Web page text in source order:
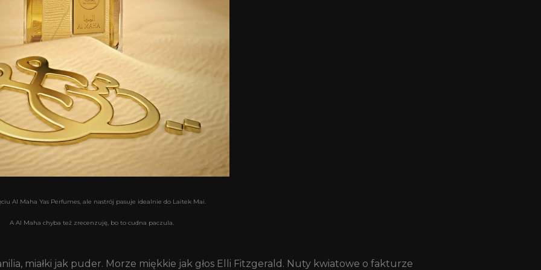
Al Maha Yas Perfumes, ale nastrój pasuje idealnie do Laitek Mai.
A Al Maha chyba też zrecenzuję, bo to cudna paczula.
miałki jak puder. Morze miękkie jak głos Elli Fitzgerald. Nuty kwiatowe o fakturze